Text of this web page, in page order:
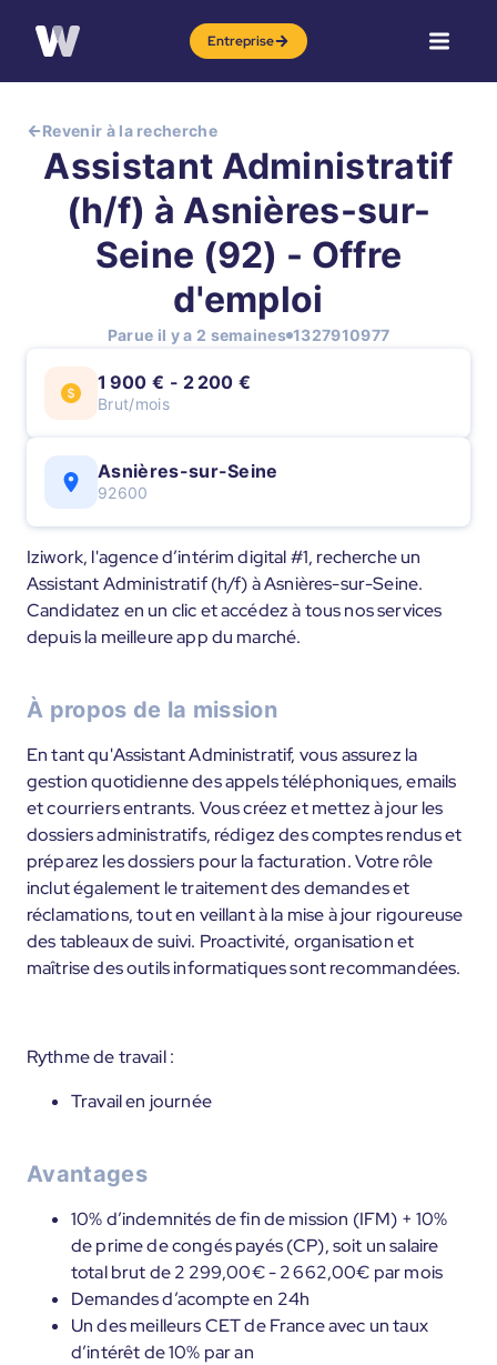
Entreprise
Revenir à la recherche
Assistant Administratif
(h/f) à Asnières-sur-
Seine (92) - Offre
d'emploi
Parue il y a 2 semaines 1327910977
1 900 € - 2 200 €
Brut/mois
Asnières-sur-Seine
92600
Iziwork, l'agence d’intérim digital #1, recherche un
Assistant Administratif (h/f) à Asnières-sur-Seine.
Candidatez en un clic et accédez à tous nos services
depuis la meilleure app du marché.
À propos de la mission
En tant qu'Assistant Administratif, vous assurez la
gestion quotidienne des appels téléphoniques, emails
et courriers entrants. Vous créez et mettez à jour les
dossiers administratifs, rédigez des comptes rendus et
préparez les dossiers pour la facturation. Votre rôle
inclut également le traitement des demandes et
réclamations, tout en veillant à la mise à jour rigoureuse
des tableaux de suivi. Proactivité, organisation et
maîtrise des outils informatiques sont recommandées.
Rythme de travail :
Travail en journée
Avantages
10% d’indemnités de fin de mission (IFM) + 10%
de prime de congés payés (CP), soit un salaire
total brut de 2 299,00€ - 2 662,00€ par mois
Demandes d’acompte en 24h
Un des meilleurs CET de France avec un taux
d’intérêt de 10% par an